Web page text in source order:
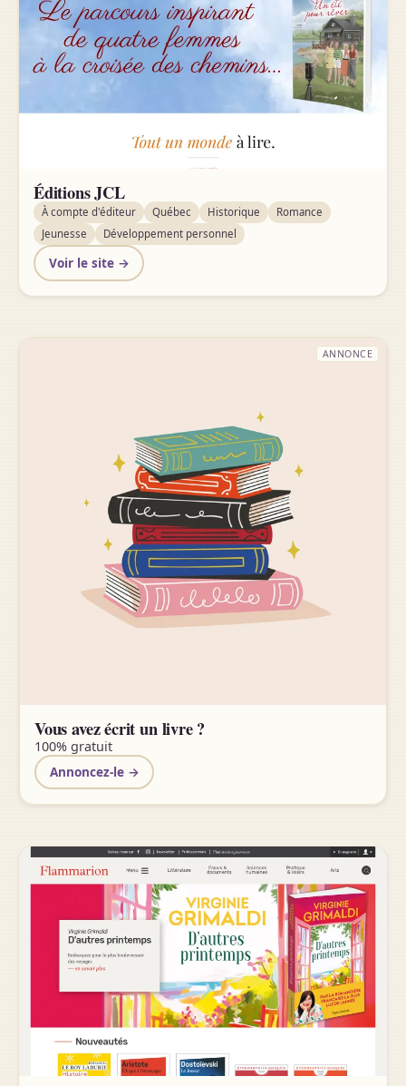
Éditions JCL
À compte d'éditeur Québec Historique
Romance
Jeunesse
Développement personnel
Voir le site →
ANNONCE
Vous avez écrit un livre ?
100% gratuit
Annoncez-le →